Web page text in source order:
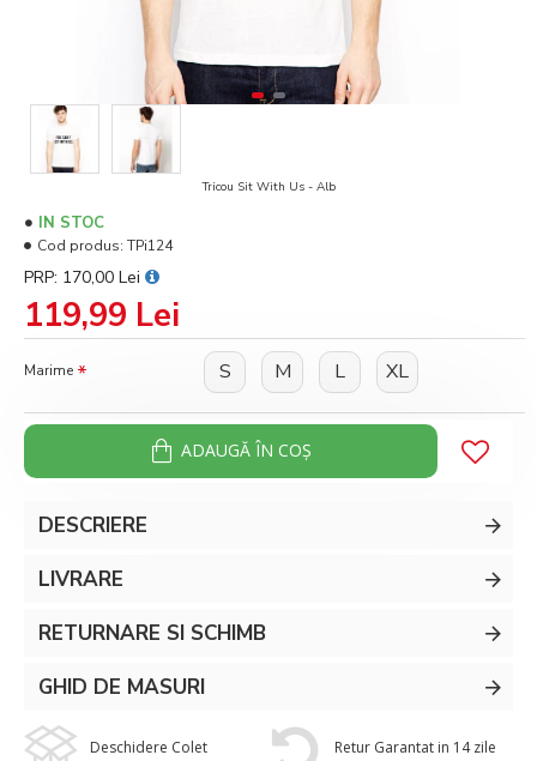
Tricou Sit With Us - Alb
119,99 Lei
PRP: 170,00 Lei
IN STOC
Cod produs: TPi124
Marime S M L XL
ADAUGĂ ÎN COŞ
DESCRIERE
LIVRARE
RETURNARE SI SCHIMB
GHID DE MASURI
Deschidere Colet Retur Garantat in 14 zile